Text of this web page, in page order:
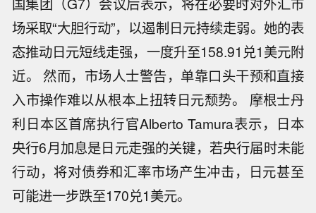
场采取“大胆行动”，以遏制日元持续走弱。她的表
态推动日元短线走强，一度升至158.91兑1美元附
近。 然而，市场人士警告，单靠口头干预和直接
入市操作难以从根本上扭转日元颓势。 摩根士丹
利日本区首席执行官Alberto Tamura表示，日本
央行6月加息是日元走强的关键，若央行届时未能
行动，将对债券和汇率市场产生冲击，日元甚至
可能进一步跌至170兑1美元。